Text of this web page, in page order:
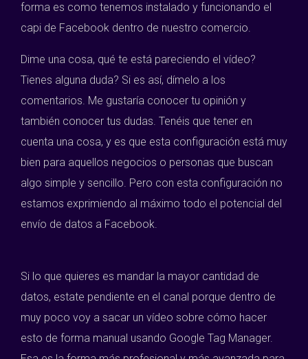
forma es como tenemos instalado y funcionando el
capi de Facebook dentro de nuestro comercio.
Dime una cosa, qué te está pareciendo el vídeo?
Tienes alguna duda? Si es así, dímelo a los
comentarios. Me gustaría conocer tu opinión y
también conocer tus dudas. Tenéis que tener en
cuenta una cosa, y es que esta configuración está muy
bien para aquellos negocios o personas que buscan
algo simple y sencillo. Pero con esta configuración no
estamos exprimiendo al máximo todo el potencial del
envío de datos a Facebook.
Si lo que quieres es mandar la mayor cantidad de
datos, estate pendiente en el canal porque dentro de
muy poco voy a sacar un vídeo sobre cómo hacer
esto de forma manual usando Google Tag Manager.